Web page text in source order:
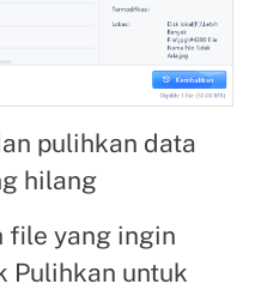
pulihkan data
hilang
file yang ingin
Pulihkan untuk